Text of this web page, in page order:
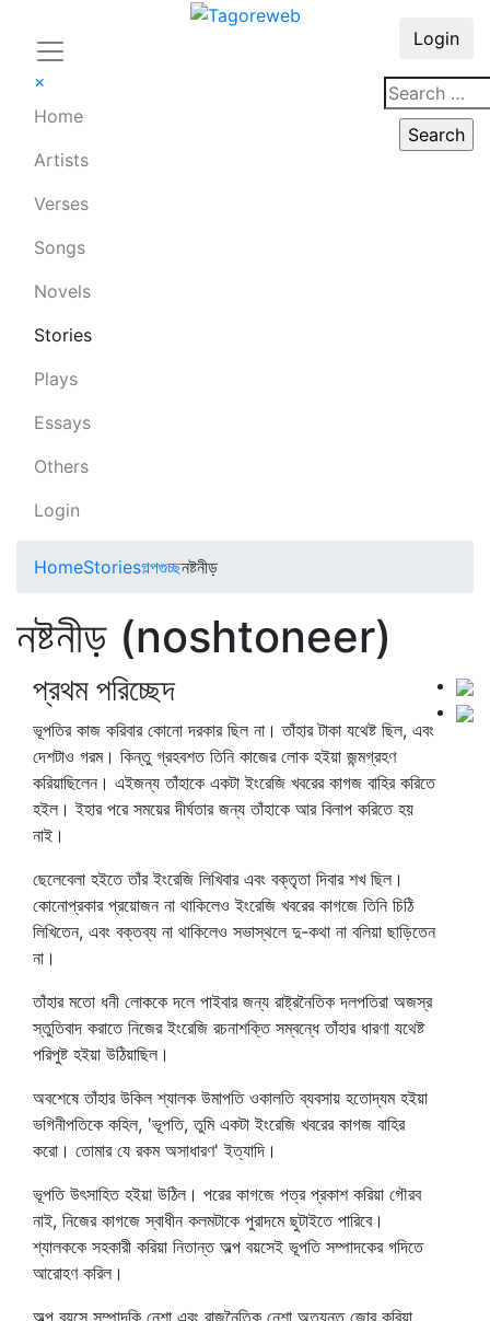
×
Home
Artists
Verses
Songs
Novels
Stories
Plays
Essays
Others
Login
Login
HomeStoriesগল্পগুচ্ছনষ্টনীড়
নষ্টনীড় (noshtoneer)
প্রথম পরিচ্ছেদ
ভূপতির কাজ করিবার কোনো দরকার ছিল না। তাঁহার টাকা যথেষ্ট ছিল, এবং
দেশটাও গরম। কিন্তু গ্রহবশত তিনি কাজের লোক হইয়া জন্মগ্রহণ
করিয়াছিলেন। এইজন্য তাঁহাকে একটা ইংরেজি খবরের কাগজ বাহির করিতে
হইল। ইহার পরে সময়ের দীর্ঘতার জন্য তাঁহাকে আর বিলাপ করিতে হয়
নাই।
ছেলেবেলা হইতে তাঁর ইংরেজি লিখিবার এবং বক্তৃতা দিবার শখ ছিল।
কোনোপ্রকার প্রয়োজন না থাকিলেও ইংরেজি খবরের কাগজে তিনি চিঠি
লিখিতেন, এবং বক্তব্য না থাকিলেও সভাস্থলে দু-কথা না বলিয়া ছাড়িতেন
না।
তাঁহার মতো ধনী লোককে দলে পাইবার জন্য রাষ্ট্রনৈতিক দলপতিরা অজস্র
স্তুতিবাদ করাতে নিজের ইংরেজি রচনাশক্তি সম্বন্ধে তাঁহার ধারণা যথেষ্ট
পরিপুষ্ট হইয়া উঠিয়াছিল।
অবশেষে তাঁহার উকিল শ্যালক উমাপতি ওকালতি ব্যবসায় হতোদ্যম হইয়া
ভগিনীপতিকে কহিল, 'ভূপতি, তুমি একটা ইংরেজি খবরের কাগজ বাহির
করো। তোমার যে রকম অসাধারণ' ইত্যাদি।
ভূপতি উৎসাহিত হইয়া উঠিল। পরের কাগজে পত্র প্রকাশ করিয়া গৌরব
নাই, নিজের কাগজে স্বাধীন কলমটাকে পুরাদমে ছুটাইতে পারিবে।
শ্যালককে সহকারী করিয়া নিতান্ত অল্প বয়সেই ভূপতি সম্পাদকের গদিতে
আরোহণ করিল।
অল্প বয়সে সম্পাদকি নেশা এবং রাজনৈতিক নেশা অত্যন্ত জোর করিয়া